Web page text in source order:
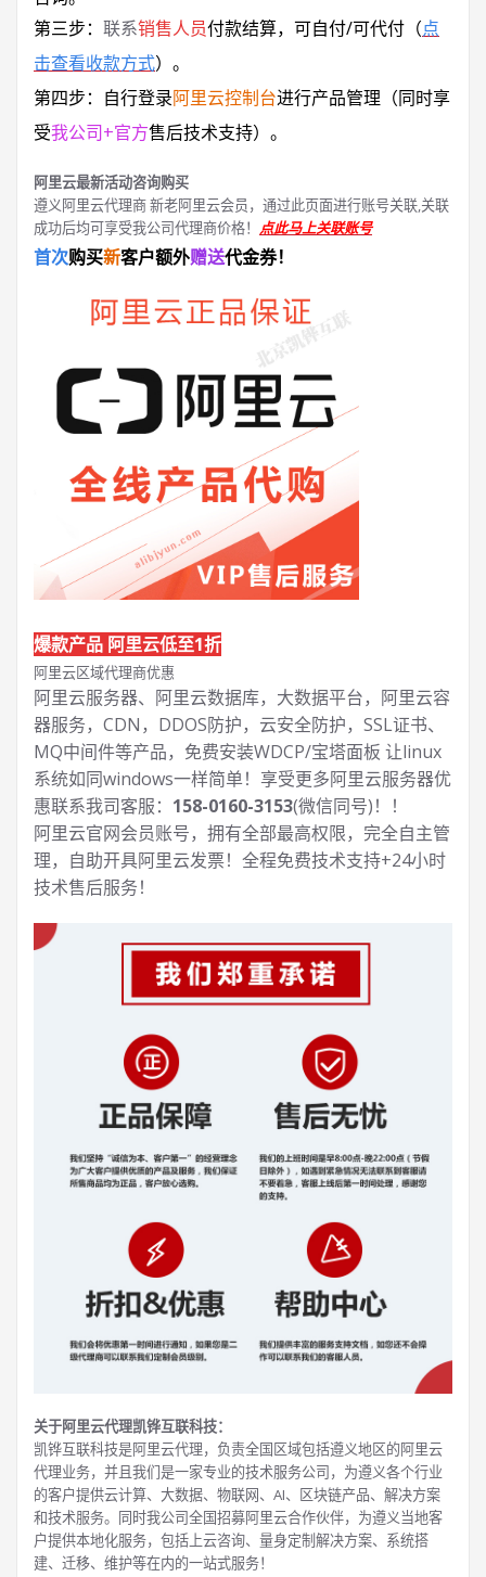
第三步： 联系销售人员付款结算，可自付/可代付（点
击查看收款方式）。
第四步：自行登录阿里云控制台进行产品管理（同时享
受我公司+官方售后技术支持）。
阿里云最新活动咨询购买
遵义阿里云代理商 新老阿里云会员，通过此页面进行账号关联,关联
成功后均可享受我公司代理商价格！ 点此马上关联账号
首次购买新客户额外赠送代金券！
爆款产品 阿里云低至1折
阿里云区域代理商优惠
阿里云服务器、阿里云数据库，大数据平台，阿里云容
器服务，CDN，DDOS防护，云安全防护，SSL证书、
MQ中间件等产品，免费安装WDCP/宝塔面板 让linux
系统如同windows一样简单！享受更多阿里云服务器优
惠联系我司客服： 158-0160-3153(微信同号)！！
阿里云官网会员账号，拥有全部最高权限，完全自主管
理，自助开具阿里云发票！全程免费技术支持+24小时
技术售后服务！
关于阿里云代理凯铧互联科技：
凯铧互联科技是阿里云代理，负责全国区域包括遵义地区的阿里云
代理业务，并且我们是一家专业的技术服务公司，为遵义各个行业
的客户提供云计算、大数据、物联网、AI、区块链产品、解决方案
和技术服务。同时我公司全国招募阿里云合作伙伴，为遵义当地客
户提供本地化服务，包括上云咨询、量身定制解决方案、系统搭
建、迁移、维护等在内的一站式服务！